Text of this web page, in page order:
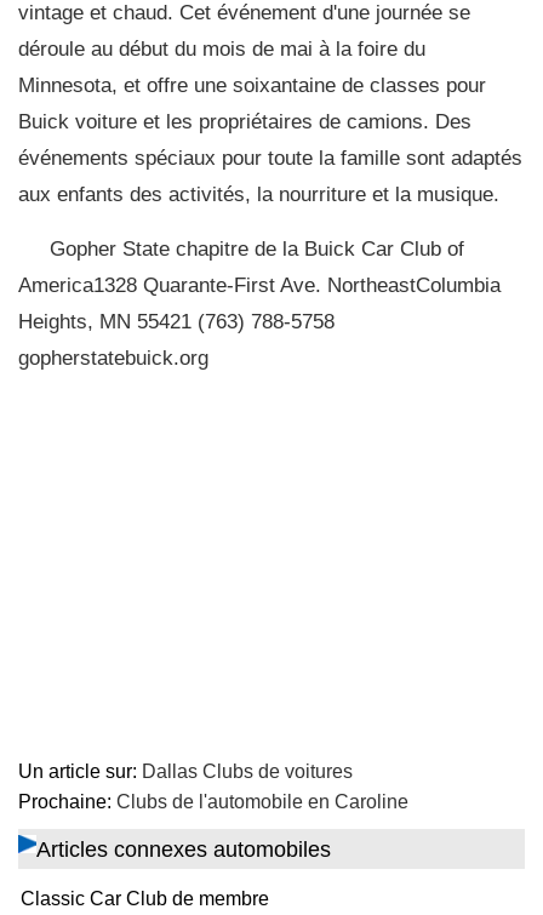
vintage et chaud. Cet événement d'une journée se
déroule au début du mois de mai à la foire du
Minnesota, et offre une soixantaine de classes pour
Buick voiture et les propriétaires de camions. Des
événements spéciaux pour toute la famille sont adaptés
aux enfants des activités, la nourriture et la musique.
Gopher State chapitre de la Buick Car Club of
America1328 Quarante-First Ave. NortheastColumbia
Heights, MN 55421 (763) 788-5758
gopherstatebuick.org
Un article sur: Dallas Clubs de voitures
Prochaine: Clubs de l'automobile en Caroline
Articles connexes automobiles
Classic Car Club de membre